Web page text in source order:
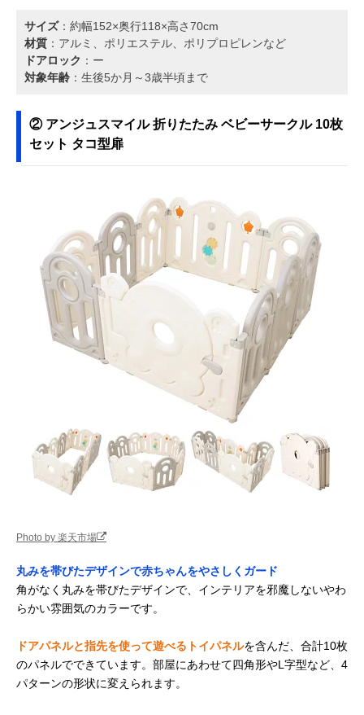
サイズ：約幅152×奥行118×高さ70cm
材質 ：アルミ、ポリエステル、ポリプロピレンなど
ドアロック ：ー
対象年齢 ：生後5か月～3歳半頃まで
② アンジュスマイル 折りたたみ ベビーサークル 10枚
セット タコ型扉
Photo by 楽天市場
丸みを帯びたデザインで赤ちゃんをやさしくガード
角がなく丸みを帯びたデザインで、インテリアを邪魔しないやわ
らかい雰囲気のカラーです。
ドアパネルと指先を使って遊べるトイパネルを含んだ、合計10枚
のパネルでできています。部屋にあわせて四角形やL字型など、4
パターンの形状に変えられます。